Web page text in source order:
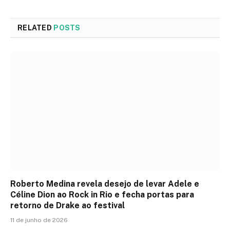
RELATED POSTS
Roberto Medina revela desejo de levar Adele e
Céline Dion ao Rock in Rio e fecha portas para
retorno de Drake ao festival
11 de junho de 2026